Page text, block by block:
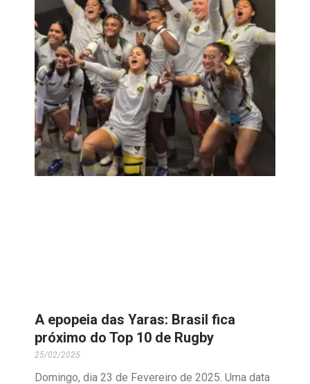
A epopeia das Yaras: Brasil fica
próximo do Top 10 de Rugby
25/02/2025
Domingo, dia 23 de Fevereiro de 2025. Uma data